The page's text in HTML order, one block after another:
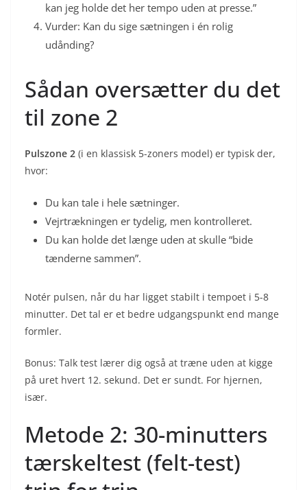
kan jeg holde det her tempo uden at presse.”
Vurder: Kan du sige sætningen i én rolig
udånding?
Sådan oversætter du det
til zone 2
Pulszone 2 (i en klassisk 5-zoners model) er typisk der,
hvor:
Du kan tale i hele sætninger.
Vejrtrækningen er tydelig, men kontrolleret.
Du kan holde det længe uden at skulle “bide
tænderne sammen”.
Notér pulsen, når du har ligget stabilt i tempoet i 5-8
minutter. Det tal er et bedre udgangspunkt end mange
formler.
Bonus: Talk test lærer dig også at træne uden at kigge
på uret hvert 12. sekund. Det er sundt. For hjernen,
især.
Metode 2: 30-minutters
tærskeltest (felt-test)